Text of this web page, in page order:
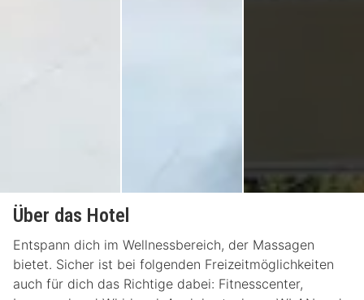
Über das Hotel
Entspann dich im Wellnessbereich, der Massagen
bietet. Sicher ist bei folgenden Freizeitmöglichkeiten
auch für dich das Richtige dabei: Fitnesscenter,